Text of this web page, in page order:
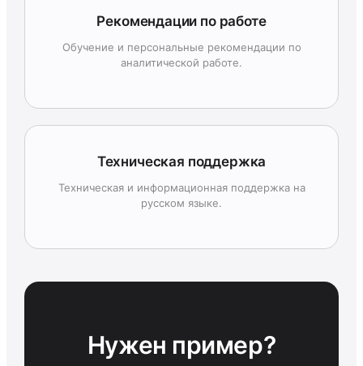
Рекомендации по работе
Обучение и персональные рекомендации по
аналитической работе.
Техническая поддержка
Техническая и информационная поддержка на
русском языке.
Нужен пример?